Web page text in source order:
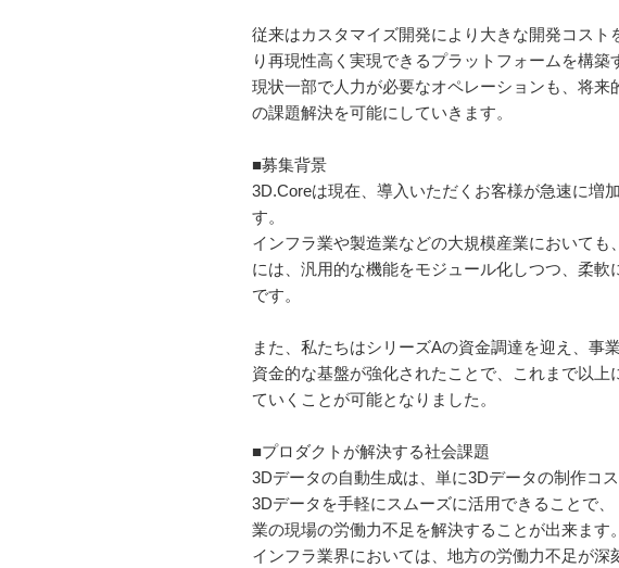
従来はカスタマイズ開発により大きな開発コス
り再現性高く実現できるプラットフォームを構築
現状一部で人力が必要なオペレーションも、将
の課題解決を可能にしていきます。
■募集背景
3D.Coreは現在、導入いただくお客様が急速に増
す。
インフラ業や製造業などの大規模産業において
には、汎用的な機能をモジュール化しつつ、柔
です。
また、私たちはシリーズAの資金調達を迎え、事
資金的な基盤が強化されたことで、これまで以
ていくことが可能となりました。
■プロダクトが解決する社会課題
3Dデータの自動生成は、単に3Dデータの制作コ
3Dデータを手軽にスムーズに活用できることで
業の現場の労働力不足を解決することが出来ます。
インフラ業界においては、地方の労働力不足が